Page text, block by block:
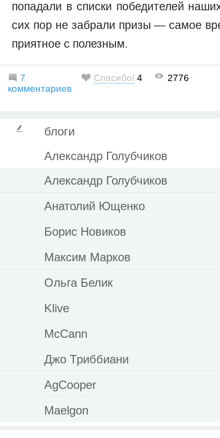
попадали в списки победителей
сих пор не забрали призы — самое
приятное с полезным.
7
комментариев
Спасибо! 4 2776
блоги
Александр Голубчиков
Александр Голубчиков
Анатолий Ющенко
Борис Новиков
Максим Марков
Ольга Белик
Klive
McCann
Джо Триббиани
AgCooper
Maelgon